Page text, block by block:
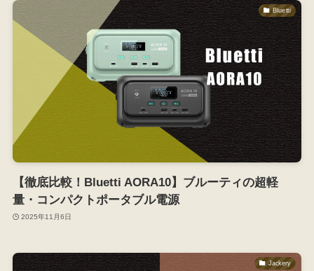
Bluetti
【徹底比較！Bluetti AORA10】ブルーティの超軽
量・コンパクトポータブル電源
2025年11月6日
Jackery